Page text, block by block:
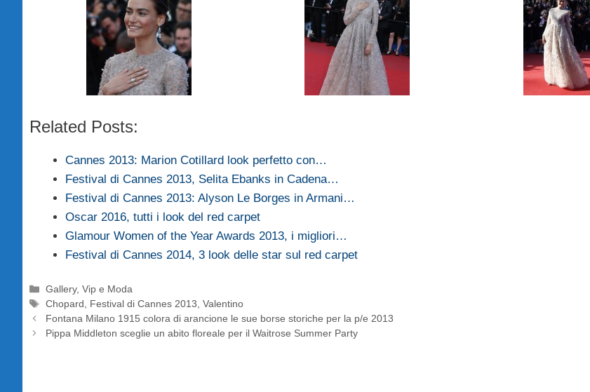
Related Posts:
Cannes 2013: Marion Cotillard look perfetto con…
Festival di Cannes 2013, Selita Ebanks in Cadena…
Festival di Cannes 2013: Alyson Le Borges in Armani…
Oscar 2016, tutti i look del red carpet
Glamour Women of the Year Awards 2013, i migliori…
Festival di Cannes 2014, 3 look delle star sul red carpet
Categorie
Gallery,Vip e Moda
Tag
Chopard, Festival di Cannes 2013,Valentino
Fontana Milano 1915 colora di arancione le sue borse storiche per la p/e 2013
Pippa Middleton sceglie un abito floreale per il Waitrose Summer Party